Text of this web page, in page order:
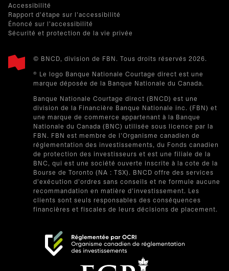
Accessibilité
Rapport d'étape sur l'accessibilité
Énoncé sur l'accessibilité
Sécurité et protection de la vie privée
© BNCD, division de FBN. Tous droits réservés 2026.
® Le logo Banque Nationale Courtage direct est une
marque déposée de la Banque Nationale du Canada.
Banque Nationale Courtage direct (BNCD) est une
division de la Financière Banque Nationale inc. (FBN) et
une marque de commerce appartenant à la Banque
Nationale du Canada (BNC) utilisée sous licence par la
FBN. FBN est membre de l'Organisme canadien de
réglementation des investissements, du Fonds canadien
de protection des investisseurs et est une filiale de la
BNC, qui est une société ouverte inscrite à la cote de la
Bourse de Toronto (NA : TSX). BNCD offre des services
d'exécution d'ordres sans conseils et ne formule aucune
recommandation en matière d'investissement. Les
clients sont seuls responsables des conséquences
financières et fiscales de leurs décisions de placement.
s’ouvre dans un nouvel onglet